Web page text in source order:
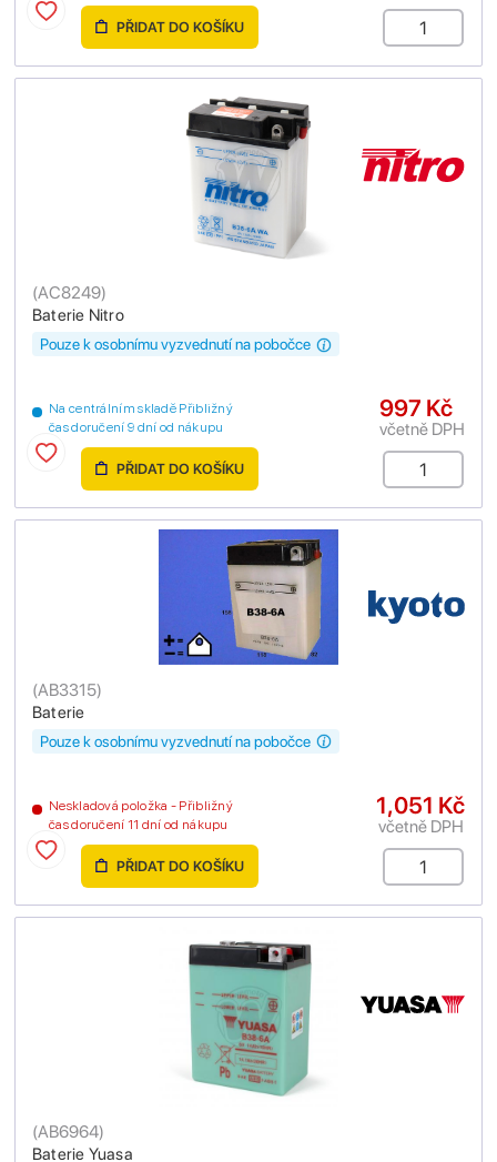
PŘIDAT DO KOŠÍKU
Baterie Nitro
(AC8249)
Na centrálním skladě Přibližný
čas doručení 9 dní od nákupu
Pouze k osobnímu vyzvednutí na pobočce
997 Kč
včetně DPH
PŘIDAT DO KOŠÍKU
Baterie
(AB3315)
Neskladová položka - Přibližný
čas doručení 11 dní od nákupu
Pouze k osobnímu vyzvednutí na pobočce
1,051 Kč
včetně DPH
PŘIDAT DO KOŠÍKU
Baterie Yuasa
(AB6964)